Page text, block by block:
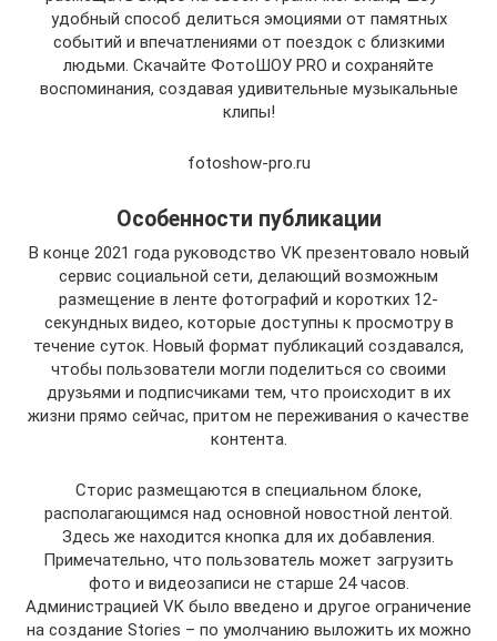
удобный способ делиться эмоциями от памятных
событий и впечатлениями от поездок с близкими
людьми. Скачайте ФотоШОУ PRO и сохраняйте
воспоминания, создавая удивительные музыкальные
клипы!
fotoshow-pro.ru
Особенности публикации
В конце 2021 года руководство VK презентовало новый
сервис социальной сети, делающий возможным
размещение в ленте фотографий и коротких 12-
секундных видео, которые доступны к просмотру в
течение суток. Новый формат публикаций создавался,
чтобы пользователи могли поделиться со своими
друзьями и подписчиками тем, что происходит в их
жизни прямо сейчас, притом не переживания о качестве
контента.
Сторис размещаются в специальном блоке,
располагающимся над основной новостной лентой.
Здесь же находится кнопка для их добавления.
Примечательно, что пользователь может загрузить
фото и видеозаписи не старше 24 часов.
Администрацией VK было введено и другое ограничение
на создание Stories – по умолчанию выложить их можно